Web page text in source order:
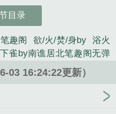
目录
趣阁 欲/火/焚/身by
浴火
雀by南谯居北笔趣阁无弹
减完整版
隐秘by碎碎平安
平安结局番外
尔尔辞晚by
辞晚by南谯居北未删减完整
03 16:24:22更新）